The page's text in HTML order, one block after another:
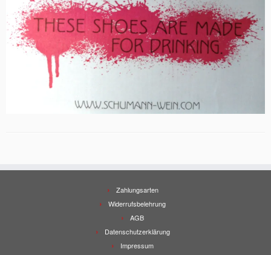
Zahlungsarten
Widerrufsbelehrung
AGB
Datenschutzerklärung
Impressum